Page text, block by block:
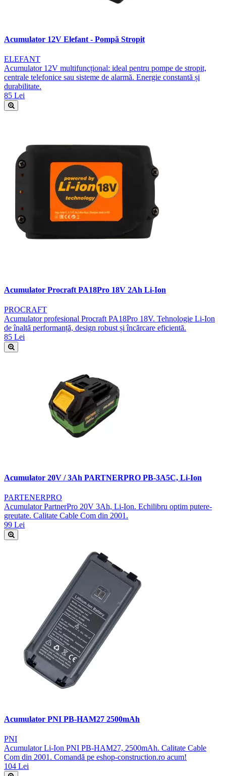
Acumulator 12V Elefant - Pompă Stropit
ELEFANT
Acumulator 12V multifuncțional: ideal pentru pompe de stropit,
centrale telefonice sau sisteme de alarmă. Energie constantă și
durabilitate.
85 Lei
Acumulator Procraft PA18Pro 18V 2Ah Li-Ion
PROCRAFT
Acumulator profesional Procraft PA18Pro 18V. Tehnologie Li-Ion
de înaltă performanță, design robust și încărcare eficientă.
85 Lei
Acumulator 20V / 3Ah PARTNERPRO PB-3A5C, Li-Ion
PARTENERPRO
Acumulator PartnerPro 20V 3Ah, Li-Ion. Echilibru optim putere-
greutate. Calitate Cable Com din 2001.
99 Lei
Acumulator PNI PB-HAM27 2500mAh
PNI
Acumulator Li-Ion PNI PB-HAM27, 2500mAh. Calitate Cable
Com din 2001. Comandă pe eshop-construction.ro acum!
104 Lei